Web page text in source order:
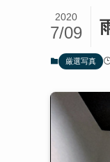
2020
7/09
厳選写真